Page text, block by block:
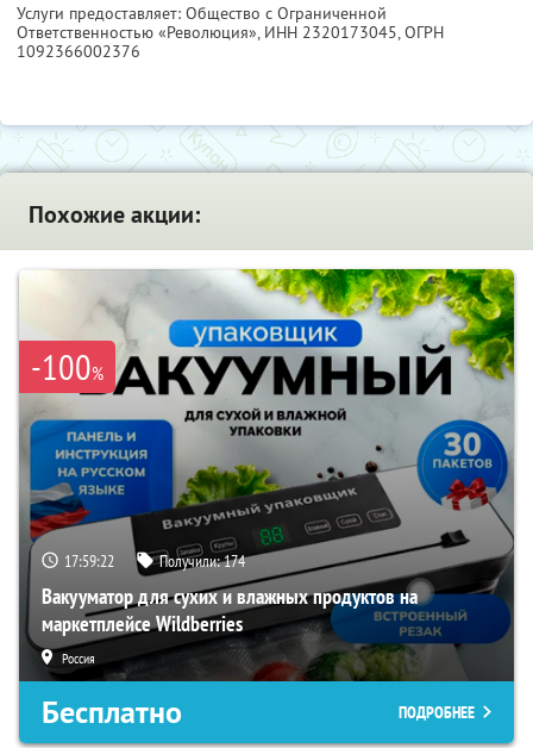
Услуги предоставляет: Общество с Ограниченной
Ответственностью «Революция», ИНН 2320173045, ОГРН
1092366002376
Похожие акции:
-100%
17:59:21 Получили:174
Вакууматор для сухих и влажных продуктов на
маркетплейсе Wildberries
Россия
Бесплатно ПОДРОБНЕЕ